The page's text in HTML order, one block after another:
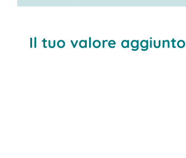
Il tuo valore aggiunto